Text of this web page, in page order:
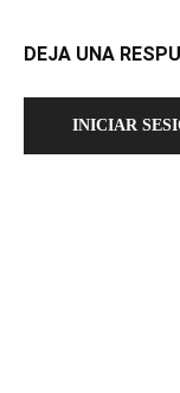
DEJA UNA
INICIAR